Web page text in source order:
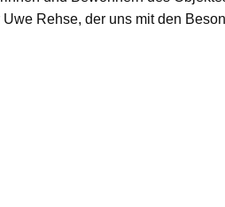
Rehse, der uns mit den